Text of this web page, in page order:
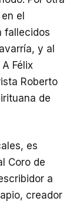
el
fallecidos
y al
Félix
Roberto
de
es
Coro de
a
creador